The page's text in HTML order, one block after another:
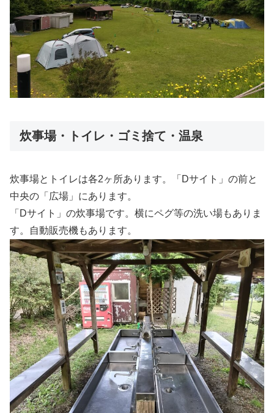
炊事場・トイレ・ゴミ捨て・温泉
炊事場とトイレは各2ヶ所あります。「Dサイト」の前と
中央の「広場」にあります。
「Dサイト」の炊事場です。横にペグ等の洗い場もありま
す。自動販売機もあります。